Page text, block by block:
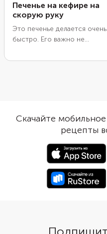
Печенье на кефире на
скорую руку
Это печенье делается очень
быстро. Его важно не
оно получится жестким.
Вкус у такого печенья
нейтральный, с легкой
благодаря кефиру.
хорошо подать со сладкими
добавками или просто
сахарной пудрой.
Скачайте
рецепты